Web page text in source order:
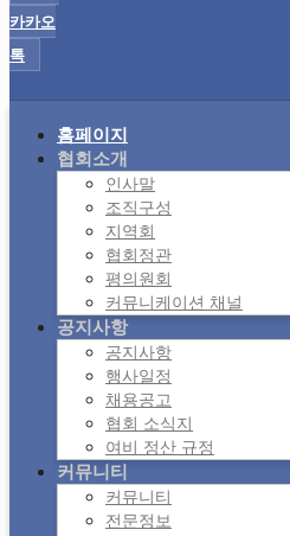
카카오
톡
홈페이지
협회소개
인사말
조직구성
지역회
협회정관
평의원회
커뮤니케이션 채널
공지사항
공지사항
행사일정
채용공고
협회 소식지
여비 정산 규정
커뮤니티
커뮤니티
전문정보